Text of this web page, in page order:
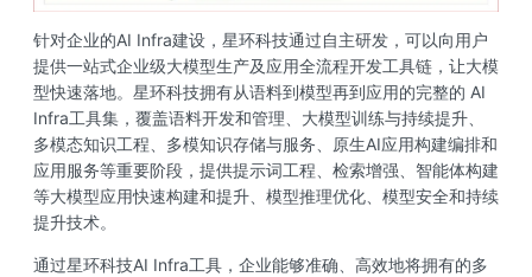
针对企业的AI Infra建设，星环科技通过自主研发，可以向用户
提供一站式企业级大模型生产及应用全流程开发工具链，让大模
型快速落地。星环科技拥有从语料到模型再到应用的完整的 AI
Infra工具集，覆盖语料开发和管理、大模型训练与持续提升、
多模态知识工程、多模知识存储与服务、原生AI应用构建编排和
应用服务等重要阶段，提供提示词工程、检索增强、智能体构建
等大模型应用快速构建和提升、模型推理优化、模型安全和持续
提升技术。
通过星环科技AI Infra工具，企业能够准确、高效地将拥有的多